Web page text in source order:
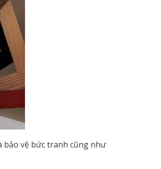
bảo vệ bức tranh cũng như